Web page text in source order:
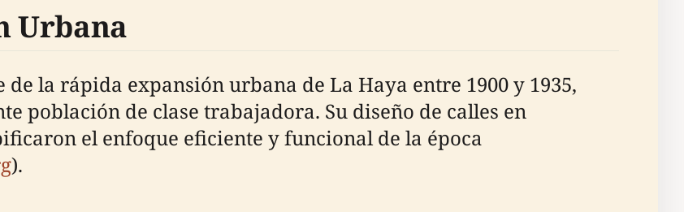
Urbana
la rápida expansión urbana de La Haya entre 1900 y 1935,
población de clase trabajadora. Su diseño de calles en
el enfoque eficiente y funcional de la época
).